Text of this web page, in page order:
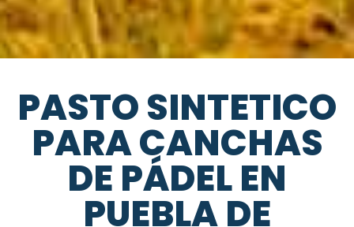
PASTO SINTETICO
PARA CANCHAS
DE PÁDEL EN
PUEBLA DE